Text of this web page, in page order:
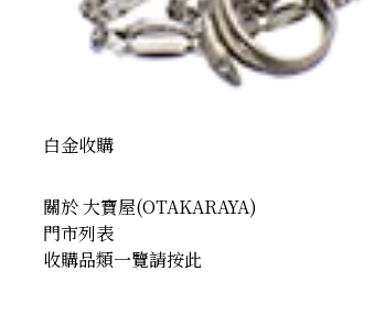
白金收購
關於 大寶屋(OTAKARAYA)
門市列表
收購品類一覽請按此